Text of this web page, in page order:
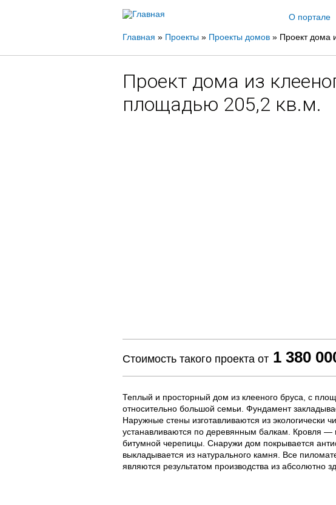
О портале
Вы
здесь
Главная » Проекты » Проекты домов » Проект дома
Проект дома из
площадью 205,2 кв.м.
Стоимость такого проекта от 1 380
Теплый и просторный дом из клееного бруса, с
относительно большой семьи. Фундамент
Наружные стены изготавливаются из экологически
устанавливаются по деревянным балкам. Кровля —
битумной черепицы. Снаружи дом покрывается
выкладывается из натурального камня. Все
являются результатом производства из абсолютно